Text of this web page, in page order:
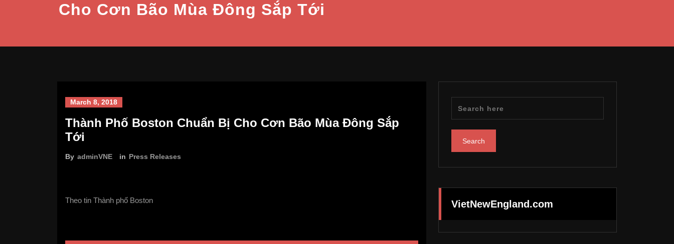
Cho Cơn Bão Mùa Đông Sắp Tới
March 8, 2018
Thành Phố Boston Chuẩn Bị Cho Cơn Bão Mùa Đông Sắp
Tới
By adminVNE in Press Releases
Theo tin Thành phố Boston VietNewEngland.com